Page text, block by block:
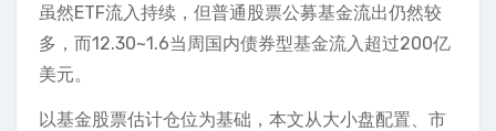
虽然ETF流入持续，但普通股票公募基金流出仍然较
多，而12.30~1.6当周国内债券型基金流入超过200亿
美元。
以基金股票估计仓位为基础，本文从大小盘配置、市